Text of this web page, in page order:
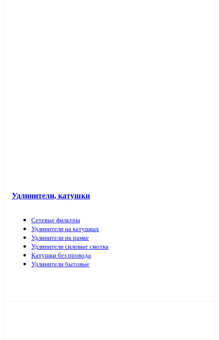
Удлинители, катушки
Сетевые фильтры
Удлинители на катушках
Удлинители на рамке
Удлинители силовые смотка
Катушки без провода
Удлинители бытовые